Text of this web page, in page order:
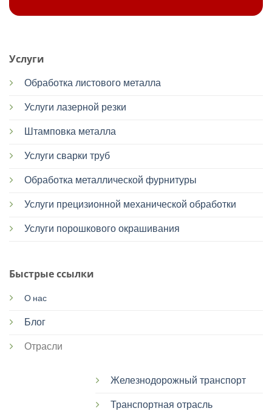
Услуги
Обработка листового металла
Услуги лазерной резки
Штамповка металла
Услуги сварки труб
Обработка металлической фурнитуры
Услуги прецизионной механической обработки
Услуги порошкового окрашивания
Быстрые ссылки
О нас
Блог
Отрасли
Железнодорожный транспорт
Транспортная отрасль